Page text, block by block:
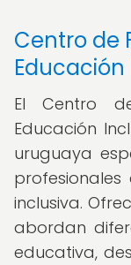
Centro de
Educación
El Centro
Educación
uruguaya
inclusiva.
abordan
educativa,